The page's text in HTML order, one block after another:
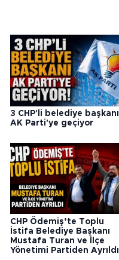
3 CHP'li belediye başkanı
AK Parti'ye geçiyor
CHP Ödemiş’te Toplu
İstifa Belediye Başkanı
Mustafa Turan ve İlçe
Yönetimi Partiden Ayrıldı